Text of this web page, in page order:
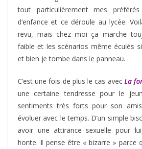
tout particulièrement mes
d’enfance et ce déroule au lycée.
revu, mais chez moi ça marche
faible et les scénarios même éculés
et bien je tombe dans le panneau.
C’est une fois de plus le cas avec La
une certaine tendresse pour le
sentiments très forts pour son
évoluer avec le temps. D’un simple
avoir une attirance sexuelle pour
honte. Il pense être « bizarre » parce